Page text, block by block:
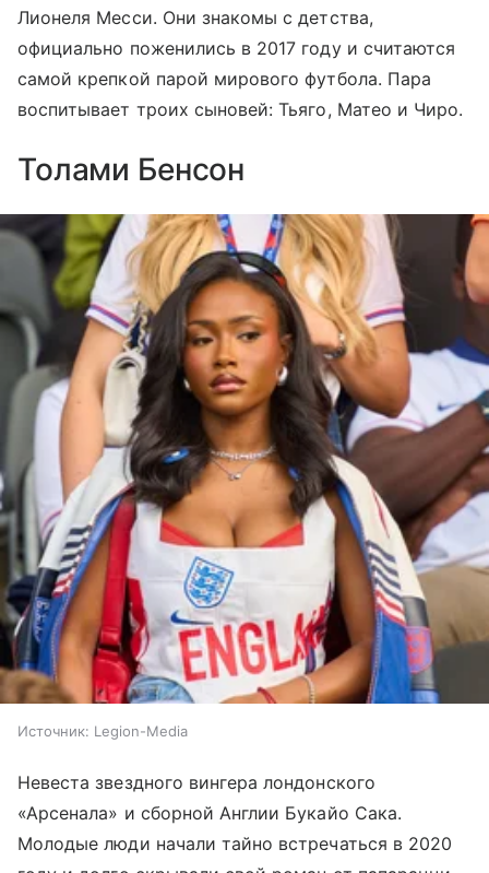
Лионеля Месси. Они знакомы с детства,
официально поженились в 2017 году и считаются
самой крепкой парой мирового футбола. Пара
воспитывает троих сыновей: Тьяго, Матео и Чиро.
Толами Бенсон
Источник: Legion-Media
Невеста звездного вингера лондонского
«Арсенала» и сборной Англии Букайо Сака.
Молодые люди начали тайно встречаться в 2020